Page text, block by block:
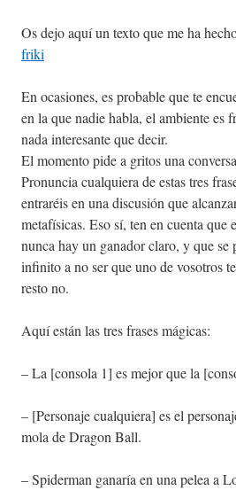
Os dejo aquí un texto que me ha
friki
En ocasiones, es probable que te
en la que nadie habla, el ambiente es
nada interesante que decir.
El momento pide a gritos una
Pronuncia cualquiera de estas tres
entraréis en una discusión que
metafísicas. Eso sí, ten en cuenta que
nunca hay un ganador claro, y que se
infinito a no ser que uno de vosotros
resto no.
Aquí están las tres frases mágicas:
– La [consola 1] es mejor que la
– [Personaje cualquiera] es el
mola de Dragon Ball.
– Spiderman ganaría en una pelea a